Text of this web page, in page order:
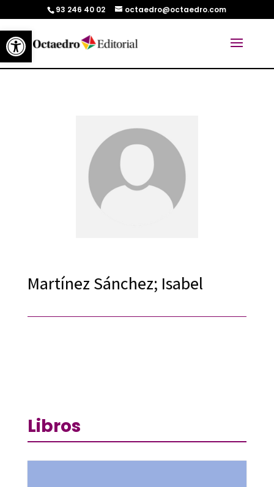
Abrir barra de herramientas
93 246 40 02 octaedro@octaedro.com
Martínez Sánchez; Isabel
Libros